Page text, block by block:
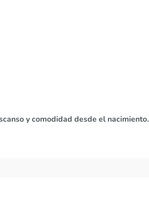
y comodidad desde el nacimiento.